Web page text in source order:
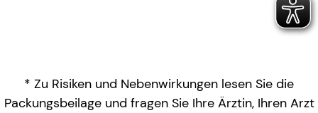
* Zu Risiken und Nebenwirkungen lesen Sie die
Packungsbeilage und fragen Sie Ihre Ärztin, Ihren Arzt